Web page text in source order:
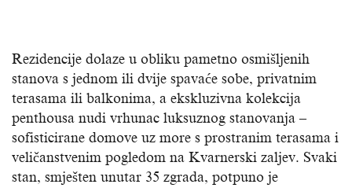
Rezidencije dolaze u obliku pametno osmišljenih
stanova s jednom ili dvije spavaće sobe, privatnim
terasama ili balkonima, a ekskluzivna kolekcija
penthousa nudi vrhunac luksuznog stanovanja –
sofisticirane domove uz more s prostranim terasama i
veličanstvenim pogledom na Kvarnerski zaljev. Svaki
stan, smješten unutar 35 zgrada, potpuno je